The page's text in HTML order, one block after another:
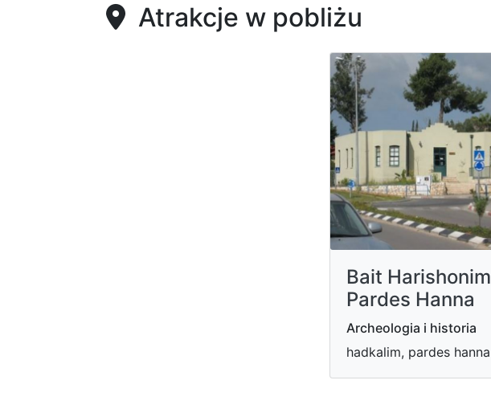
Atrakcje w pobliżu
Bait Harishonim
Pardes Hanna
Archeologia i historia
hadkalim, pardes hanna